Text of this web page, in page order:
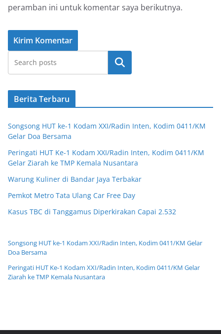
peramban ini untuk komentar saya berikutnya.
Cari
Berita Terbaru
Songsong HUT ke-1 Kodam XXI/Radin Inten, Kodim 0411/KM
Gelar Doa Bersama
Peringati HUT Ke-1 Kodam XXI/Radin Inten, Kodim 0411/KM
Gelar Ziarah ke TMP Kemala Nusantara
Warung Kuliner di Bandar Jaya Terbakar
Pemkot Metro Tata Ulang Car Free Day
Kasus TBC di Tanggamus Diperkirakan Capai 2.532
Songsong HUT ke-1 Kodam XXI/Radin Inten, Kodim 0411/KM Gelar
Doa Bersama
Peringati HUT Ke-1 Kodam XXI/Radin Inten, Kodim 0411/KM Gelar
Ziarah ke TMP Kemala Nusantara